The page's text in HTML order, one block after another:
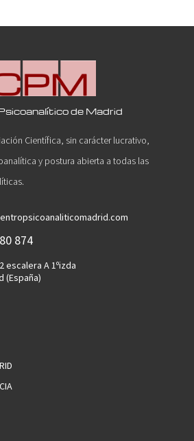
de Madrid
Científica, sin carácter lucrativo,
y postura abierta a todas las
874
escalera A 1ºizda
(España)